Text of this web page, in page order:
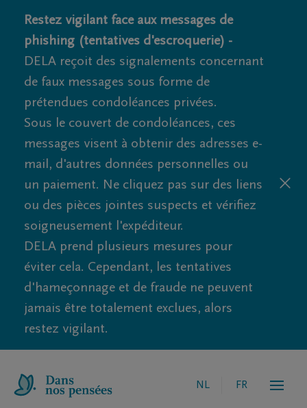
Restez vigilant face aux messages de
phishing (tentatives d'escroquerie) -
DELA reçoit des signalements concernant
de faux messages sous forme de
prétendues condoléances privées.
Sous le couvert de condoléances, ces
messages visent à obtenir des adresses e-
mail, d'autres données personnelles ou
un paiement. Ne cliquez pas sur des liens
ou des pièces jointes suspects et vérifiez
soigneusement l'expéditeur.
DELA prend plusieurs mesures pour
éviter cela. Cependant, les tentatives
d'hameçonnage et de fraude ne peuvent
jamais être totalement exclues, alors
restez vigilant.
NL FR